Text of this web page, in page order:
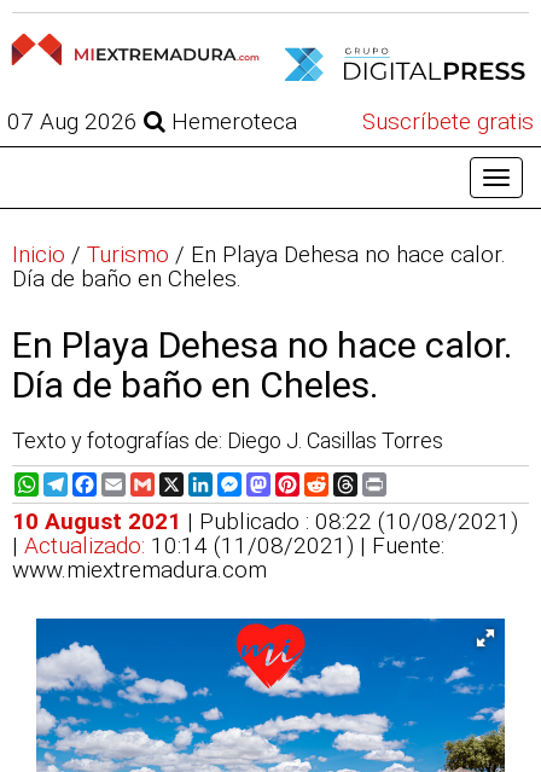
07 Aug 2026 Hemeroteca Suscríbete gratis
Inicio / Turismo / En Playa Dehesa no hace calor.
Día de baño en Cheles.
En Playa Dehesa no hace calor.
Día de baño en Cheles.
Texto y fotografías de: Diego J. Casillas Torres
WhatsApp
Telegram
Facebook
EmailGmail
X LinkedIn
Messenger
Mastodon
Pinterest
RedditThreads
10 August 2021 | Publicado : 08:22 (10/08/2021)
| Actualizado: 10:14 (11/08/2021) | Fuente:
www.miextremadura.com